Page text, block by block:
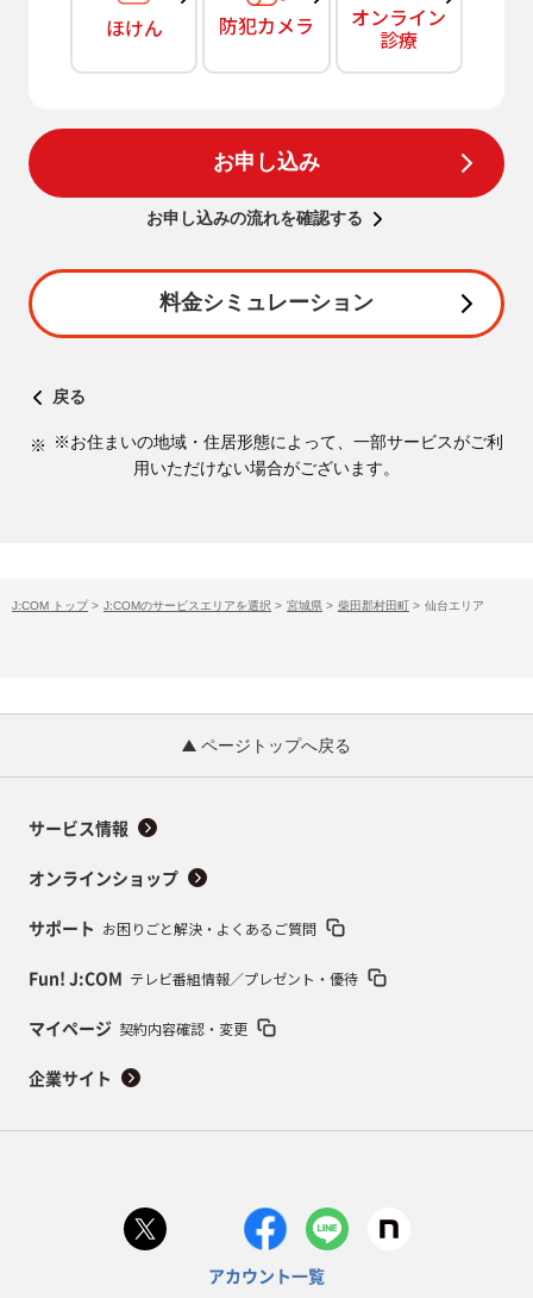
ほけん 防犯カメラ オンライン
診療
お申し込み
お申し込みの流れを確認する
料金シミュレーション
戻る
※お住まいの地域・住居形態によって、一部サービスがご利
用いただけない場合がございます。
J:COM トップ > J:COMのサービスエリアを選択 > 宮城県 > 柴田郡村田町 > 仙台エリア
ページトップへ戻る
サービス情報
オンラインショップ
サポート お困りごと解決・よくあるご質問
Fun! J:COM テレビ番組情報／プレゼント・優待
マイページ 契約内容確認・変更
企業サイト
アカウント一覧